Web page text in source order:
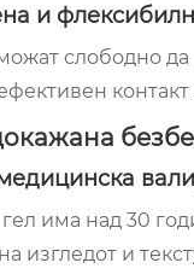
и
слободно да
има над 30
изгледот и